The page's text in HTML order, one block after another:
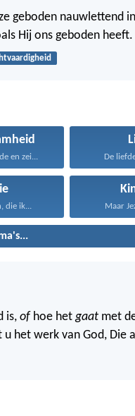
geboden nauwlettend
Hij ons geboden heeft.
en zei... De
die ik... Maar
is, of hoe het gaat met
u het werk van God, Die